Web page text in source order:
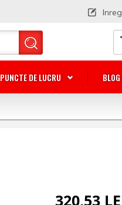
DE LUCRU BLOG
320,53